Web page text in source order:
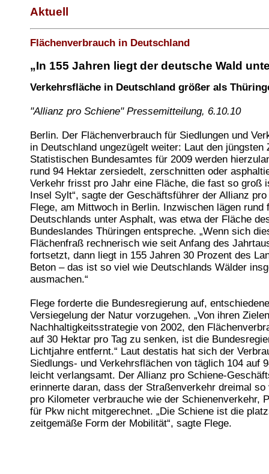
Aktuell
Flächenverbrauch in Deutschland
„In 155 Jahren liegt der deutsche Wald
Verkehrsfläche in Deutschland größer als
"Allianz pro Schiene" Pressemitteilung, 6.10.10
Berlin. Der Flächenverbrauch für Siedlungen und
in Deutschland ungezügelt weiter: Laut den jüngsten
Statistischen Bundesamtes für 2009 werden
rund 94 Hektar zersiedelt, zerschnitten oder
Verkehr frisst pro Jahr eine Fläche, die fast so groß
Insel Sylt“, sagte der Geschäftsführer der Allianz
Flege, am Mittwoch in Berlin. Inzwischen lägen rund
Deutschlands unter Asphalt, was etwa der Fläche
Bundeslandes Thüringen entspreche. „Wenn sich
Flächenfraß rechnerisch wie seit Anfang des
fortsetzt, dann liegt in 155 Jahren 30 Prozent des
Beton – das ist so viel wie Deutschlands Wälder
ausmachen.“
Flege forderte die Bundesregierung auf,
Versiegelung der Natur vorzugehen. „Von ihren
Nachhaltigkeitsstrategie von 2002, den
auf 30 Hektar pro Tag zu senken, ist die
Lichtjahre entfernt.“ Laut destatis hat sich der
Siedlungs- und Verkehrsflächen von täglich 104 auf
leicht verlangsamt. Der Allianz pro Schiene-
erinnerte daran, dass der Straßenverkehr dreimal so
pro Kilometer verbrauche wie der Schienenverkehr,
für Pkw nicht mitgerechnet. „Die Schiene ist die
zeitgemäße Form der Mobilität“, sagte Flege.